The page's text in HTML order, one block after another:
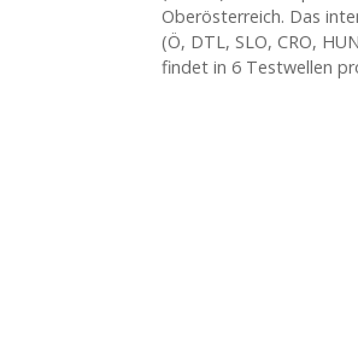
Oberösterreich. Das
(Ö, DTL, SLO, CRO,
findet in 6 Testwellen